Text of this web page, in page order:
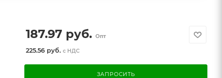
187.97 руб. Опт
225.56 руб.с НДС
ЗАПРОСИТЬ